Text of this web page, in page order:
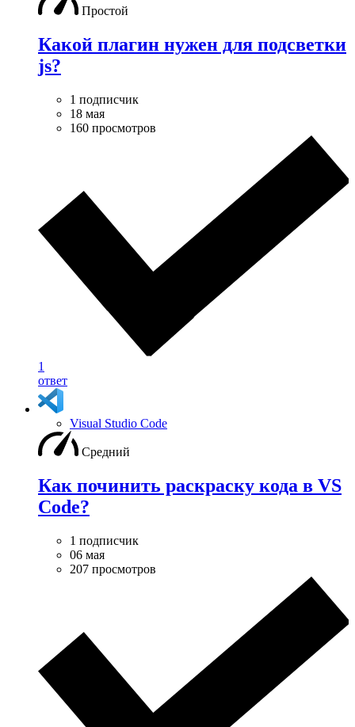
Простой
Какой плагин нужен для подсветки
js?
1 подписчик
18 мая
160 просмотров
1
ответ
Visual Studio Code
Средний
Как починить раскраску кода в VS
Code?
1 подписчик
06 мая
207 просмотров